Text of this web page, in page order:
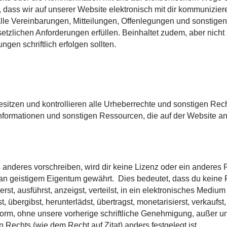
wir auf unserer Website elektronisch mit dir
Vereinbarungen, Mitteilungen, Offenlegungen und
Anforderungen erfüllen. Beinhaltet zudem, aber nicht
schriftlich erfolgen sollten.
und kontrollieren alle Urheberrechte und sonstigen
und sonstigen Ressourcen, die auf der Website
vorschreiben, wird dir keine Lizenz oder ein anderes
geistigem Eigentum gewährt. Dies bedeutet, dass du keine
ausführst, anzeigst, verteilst, in ein elektronisches
übergibst, herunterlädst, übertragst, monetarisierst,
ohne unsere vorherige schriftliche Genehmigung, außer
(wie dem Recht auf Zitat) anders festgelegt ist.